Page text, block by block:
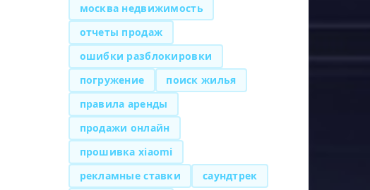
москва недвижимость
отчеты продаж
ошибки разблокировки
погружение
поиск жилья
правила аренды
продажи онлайн
прошивка xiaomi
рекламные ставки
саундтрек